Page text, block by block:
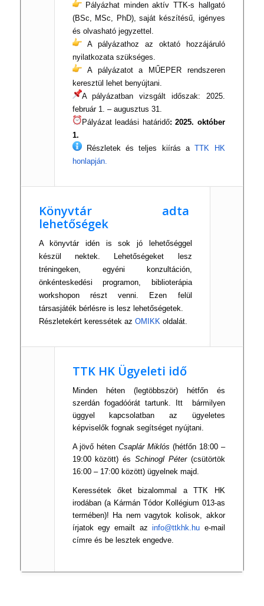
Pályázhat minden aktív TTK-s hallgató
(BSc, MSc, PhD), saját készítésű, igényes
és olvasható jegyzettel.
A pályázathoz az oktató hozzájáruló
nyilatkozata szükséges.
A pályázatot a MŰEPER rendszeren
keresztül lehet benyújtani.
A pályázatban vizsgált időszak: 2025.
február 1. – augusztus 31.
Pályázat leadási határidő: 2025. október
1.
Részletek és teljes kiírás aTTK HK
honlapján.
Könyvtár adta
lehetőségek
A könyvtár idén is sok jó lehetőséggel
készül nektek. Lehetőségeket lesz
tréningeken, egyéni konzultáción,
önkénteskedési programon, biblioterápia
workshopon részt venni. Ezen felül
társasjáték bérlésre is lesz lehetőségetek.
Részletekért keressétek az OMIKK oldalát.
TTK HK Ügyeleti idő
Minden héten (legtöbbször) hétfőn és
szerdán fogadóórát tartunk. Itt bármilyen
üggyel kapcsolatban az ügyeletes
képviselők fognak segítséget nyújtani.
A jövő hétenCsaplár Miklós (hétfőn 18:00 –
19:00 között) és Schinogl Péter(csütörtök
16:00 – 17:00 között) ügyelnek majd.
Keressétek őket bizalommal a TTK HK
irodában (a Kármán Tódor Kollégium 013-as
termében)! Ha nem vagytok kolisok, akkor
írjatok egy emailt azinfo@ttkhk.hu e-mail
címre és be lesztek engedve.